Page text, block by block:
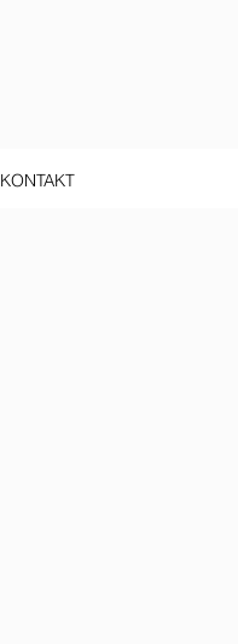
KONTAKT